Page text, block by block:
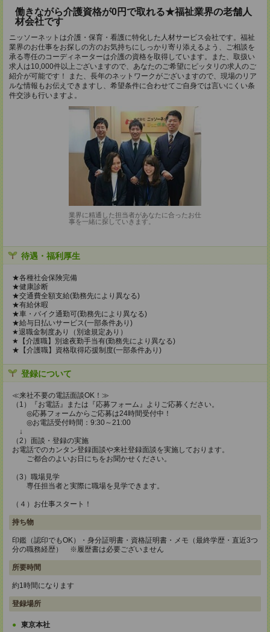
働きながら介護資格が0円で取れる★福祉業界の老舗人
材会社です
ニッソーネットは介護・保育・看護に特化した人材サービス会社です。福祉
業界のお仕事をお探しの方のお気持ちにしっかり寄り添えるよう、ご相談を
承る専任のコーディネーターは介護の資格を取得しています。また、取扱い
求人は10,000件以上ございますので、あなたのご希望にピッタリの求人のご
紹介が可能です！ また、長年のネットワークがございますので、現場のリア
ルな情報もお伝えできますし、希望条件に合わせてご自身では言いにくい条
件交渉も行いますよ。
業界に精通した担当者があなたに合ったお仕
事を一緒に探していきます。
待遇・福利厚生
★各種社会保険完備
★健康診断
★交通費全額支給(勤務先により異なる)
★有給休暇
★車・バイク通勤可(勤務先により異なる)
★給与日払いサービス(一部条件あり)
★退職金制度あり（別途規定あり）
★【介護職】別途夜勤手当有(勤務先により異なる)
★【介護職】資格取得応援制度(一部条件あり)
登録について
≪来社不要の電話面談OK！≫
（1）『お電話』または『応募フォーム』よりご応募ください。
◎応募フォームからご応募は24時間受付中！
◎お電話受付時間：9:30～21:00
↓
（2）面談・登録の実施
お電話でのカンタン登録面談や来社登録面談を実施しております。
ご都合のよいお日にちをお聞かせください。
（3）職場見学
専任担当者と実際に職場を見学できます。
（４）お仕事スタート！
持ち物
印鑑（認印でもOK）・身分証明書・資格証明書・メモ（最終学歴・直近3つ
分の職務経歴） ※履歴書は必要ございません
所要時間
約1時間になります
登録場所
東京本社